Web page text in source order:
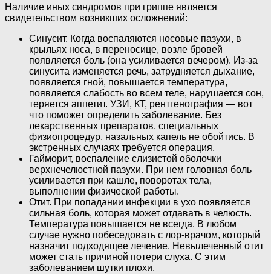
Наличие иных синдромов при гриппе является
свидетельством возникших осложнений:
Синусит. Когда воспаляются носовые пазухи, в
крыльях носа, в переносице, возле бровей
появляется боль (она усиливается вечером). Из-за
синусита изменяется речь, затрудняется дыхание,
появляется гной, повышается температура,
появляется слабость во всем теле, нарушается сон,
теряется аппетит. УЗИ, КТ, рентгенография — вот
что поможет определить заболевание. Без
лекарственных препаратов, специальных
физиопроцедур, назальных капель не обойтись. В
экстренных случаях требуется операция.
Гайморит, воспаление слизистой оболочки
верхнечелюстной пазухи. При нем головная боль
усиливается при кашле, поворотах тела,
выполнении физической работы.
Отит. При попадании инфекции в ухо появляется
сильная боль, которая может отдавать в челюсть.
Температура повышается не всегда. В любом
случае нужно побеседовать с лор-врачом, который
назначит подходящее лечение. Невылеченный отит
может стать причиной потери слуха. С этим
заболеванием шутки плохи.